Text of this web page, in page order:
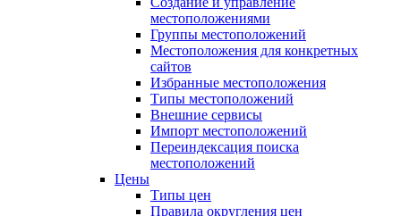
местоположениями
Группы местоположений
Местоположения для конкретных
сайтов
Избранные местоположения
Типы местоположений
Внешние сервисы
Импорт местоположений
Переиндексация поиска
местоположений
Цены
Типы цен
Правила округления цен